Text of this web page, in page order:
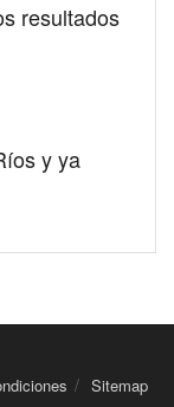
resultados
y ya
Sitemap